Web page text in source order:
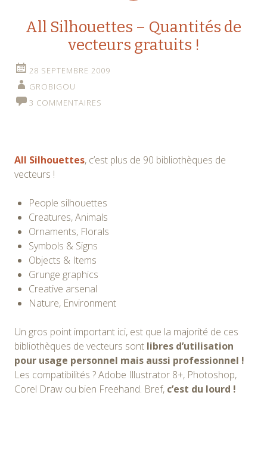
All Silhouettes – Quantités de
vecteurs gratuits !
28 SEPTEMBRE 2009
GROBIGOU
3 COMMENTAIRES
All Silhouettes, c’est plus de 90 bibliothèques de
vecteurs !
People silhouettes
Creatures, Animals
Ornaments, Florals
Symbols & Signs
Objects & Items
Grunge graphics
Creative arsenal
Nature, Environment
Un gros point important ici, est que la majorité de ces
bibliothèques de vecteurs sont libres d’utilisation
pour usage personnel mais aussi professionnel !
Les compatibilités ? Adobe Illustrator 8+, Photoshop,
Corel Draw ou bien Freehand. Bref, c’est du lourd !